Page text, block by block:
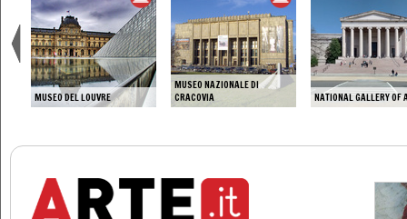
MUSEO DEL LOUVRE
MUSEO NAZIONALE DI
CRACOVIA
NATIONAL GALLERY OF